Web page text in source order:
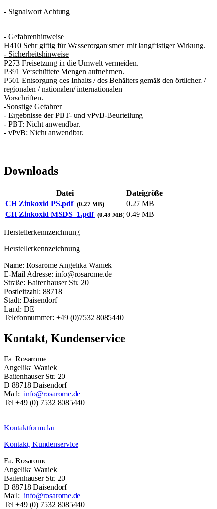
- Signalwort Achtung
- Gefahrenhinweise
H410 Sehr giftig für Wasserorganismen mit langfristiger Wirkung.
- Sicherheitshinweise
P273 Freisetzung in die Umwelt vermeiden.
P391 Verschüttete Mengen aufnehmen.
P501 Entsorgung des Inhalts / des Behälters gemäß den örtlichen /
regionalen / nationalen/ internationalen
Vorschriften.
-Sonstige Gefahren
- Ergebnisse der PBT- und vPvB-Beurteilung
- PBT: Nicht anwendbar.
- vPvB: Nicht anwendbar.
Downloads
Datei
Dateigröße
CH Zinkoxid PS.pdf (0.27 MB)
0.27 MB
CH Zinkoxid MSDS_1.pdf (0.49 MB) 0.49 MB
Herstellerkennzeichnung
Herstellerkennzeichnung
Name: Rosarome Angelika Waniek
E-Mail Adresse: info@rosarome.de
Straße: Baitenhauser Str. 20
Postleitzahl: 88718
Stadt: Daisendorf
Land: DE
Telefonnummer: +49 (0)7532 8085440
Kontakt, Kundenservice
Fa. Rosarome
Angelika Waniek
Baitenhauser Str. 20
D 88718 Daisendorf
Mail: info@rosarome.de
Tel +49 (0) 7532 8085440
Kontaktformular
Kontakt, Kundenservice
Fa. Rosarome
Angelika Waniek
Baitenhauser Str. 20
D 88718 Daisendorf
Mail: info@rosarome.de
Tel +49 (0) 7532 8085440